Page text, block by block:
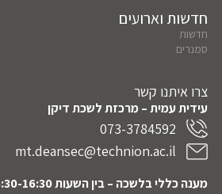
חדשות וארועים
חדשות
סמנרים
צרו איתנו קשר
עידית עמית – מרכזת לשכת דיקן
073-3784592
mt.deansec@technion.ac.il
מענה כללי בלשכה – בין השעות 8:30-16:30